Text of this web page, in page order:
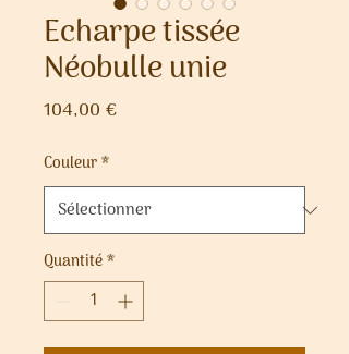
Echarpe tissée
Néobulle unie
104,00 €Prix
Couleur*
Quantité*